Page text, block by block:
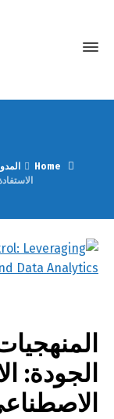
Home
الجودة: